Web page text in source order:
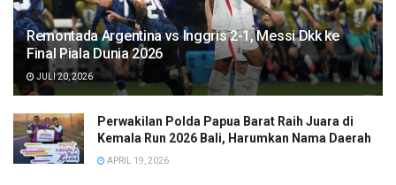
Remontada Argentina vs Inggris 2-1, Messi Dkk ke
Final Piala Dunia 2026
JULI 20, 2026
Perwakilan Polda Papua Barat Raih Juara di
Kemala Run 2026 Bali, Harumkan Nama Daerah
APRIL 19, 2026